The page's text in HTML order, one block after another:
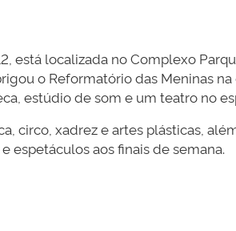
está localizada no Complexo
o Reformatório das Meninas
estúdio de som e um teatro no
circo, xadrez e artes plásticas,
espetáculos aos finais de semana.